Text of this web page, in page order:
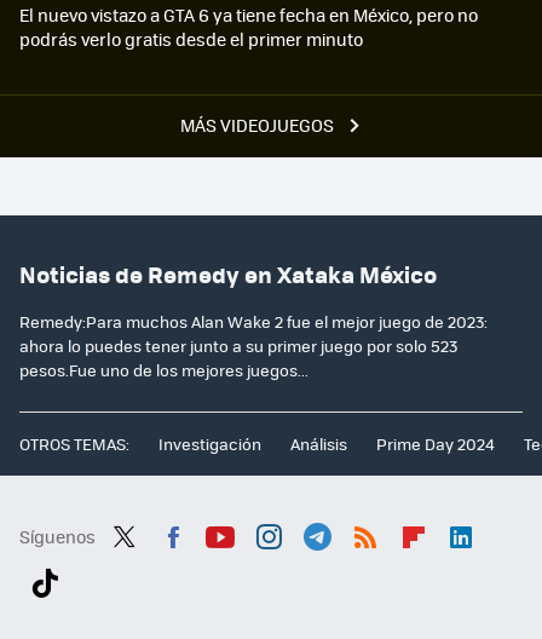
MÁS VIDEOJUEGOS
El nuevo vistazo a GTA 6 ya tiene fecha en México, pero no
podrás verlo gratis desde el primer minuto
Noticias de Remedy en Xataka México
Remedy:Para muchos Alan Wake 2 fue el mejor juego de 2023:
ahora lo puedes tener junto a su primer juego por solo 523
pesos.Fue uno de los mejores juegos...
OTROS TEMAS: Investigación Análisis Prime Day 2024
Síguenos